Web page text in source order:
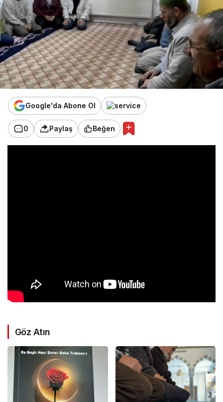
Google'da Abone Ol
0 Paylaş Beğen
Göz Atın